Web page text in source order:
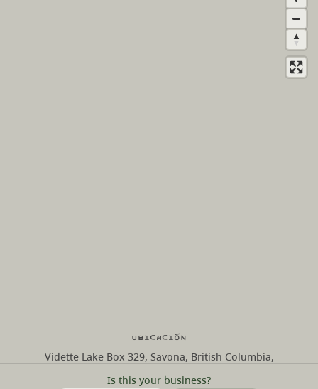
Is this your business?
Ubicación
Vidette Lake Box 329, Savona, British Columbia,